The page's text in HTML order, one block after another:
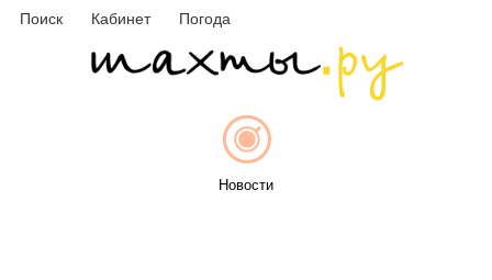
Поиск Кабинет Погода
Новости